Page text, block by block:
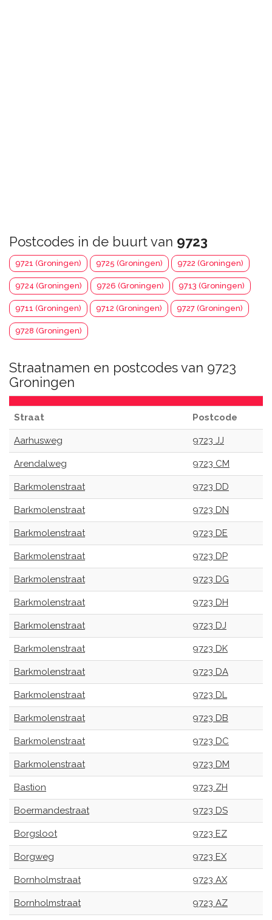
Postcodes in de buurt van 9723
9721 (Groningen) 9725 (Groningen) 9722 (Groningen)
9724 (Groningen) 9726 (Groningen) 9713 (Groningen)
9711 (Groningen) 9712 (Groningen) 9727 (Groningen)
9728 (Groningen)
Straatnamen en postcodes van 9723
Groningen
Straat Postcode
Aarhusweg 9723 JJ
Arendalweg 9723 CM
Barkmolenstraat 9723 DD
Barkmolenstraat 9723 DN
Barkmolenstraat 9723 DE
Barkmolenstraat 9723 DP
Barkmolenstraat 9723 DG
Barkmolenstraat 9723 DH
Barkmolenstraat 9723 DJ
Barkmolenstraat 9723 DK
Barkmolenstraat 9723 DA
Barkmolenstraat 9723 DL
Barkmolenstraat 9723 DB
Barkmolenstraat 9723 DC
Barkmolenstraat 9723 DM
Bastion 9723 ZH
Boermandestraat 9723 DS
Borgsloot 9723 EZ
Borgweg 9723 EX
Bornholmstraat 9723 AX
Bornholmstraat 9723 AZ